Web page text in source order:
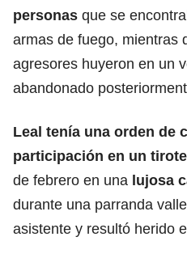
personas que se
armas de fuego, mientras
agresores huyeron en un
abandonado
Leal tenía una orden de
participación en un
de febrero en una lujosa
durante una parranda
asistente y resultó herido